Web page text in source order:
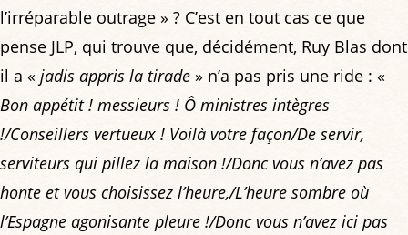
l’irréparable outrage » ? C’est en tout cas ce que
pense JLP, qui trouve que, décidément, Ruy Blas dont
il a « jadis appris la tirade » n’a pas pris une ride : «
Bon appétit ! messieurs ! Ô ministres intègres
!/Conseillers vertueux ! Voilà votre façon/De servir,
serviteurs qui pillez la maison !/Donc vous n’avez pas
honte et vous choisissez l’heure,/L’heure sombre où
l’Espagne agonisante pleure !/Donc vous n’avez ici pas